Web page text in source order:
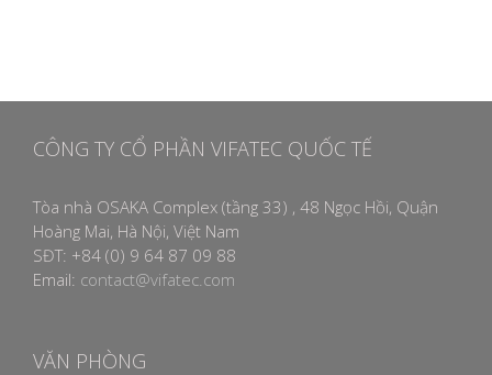
CÔNG TY CỔ PHẦN VIFATEC QUỐC TẾ
Tòa nhà OSAKA Complex (tầng 33) , 48 Ngọc Hồi, Quận
Hoàng Mai, Hà Nội, Việt Nam
SĐT: +84 (0) 9 64 87 09 88
Email: contact@vifatec.com
VĂN PHÒNG